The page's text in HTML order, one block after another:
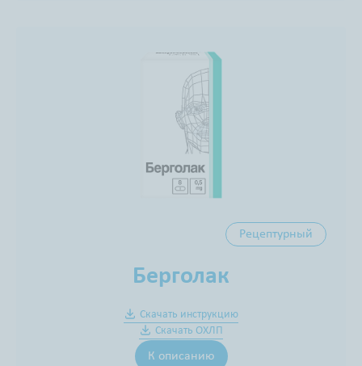
Рецептурный
Берголак
Скачать инструкцию
Скачать ОХЛП
К описанию